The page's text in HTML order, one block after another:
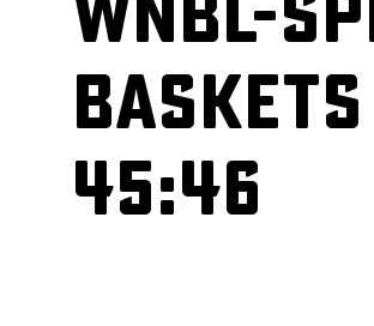
45:46